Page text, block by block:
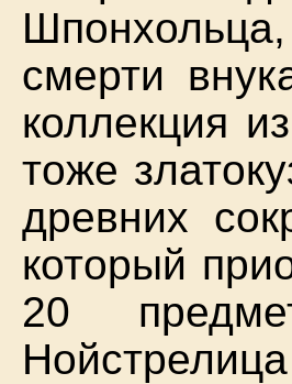
смерти
коллекция
тоже
древних
который
20